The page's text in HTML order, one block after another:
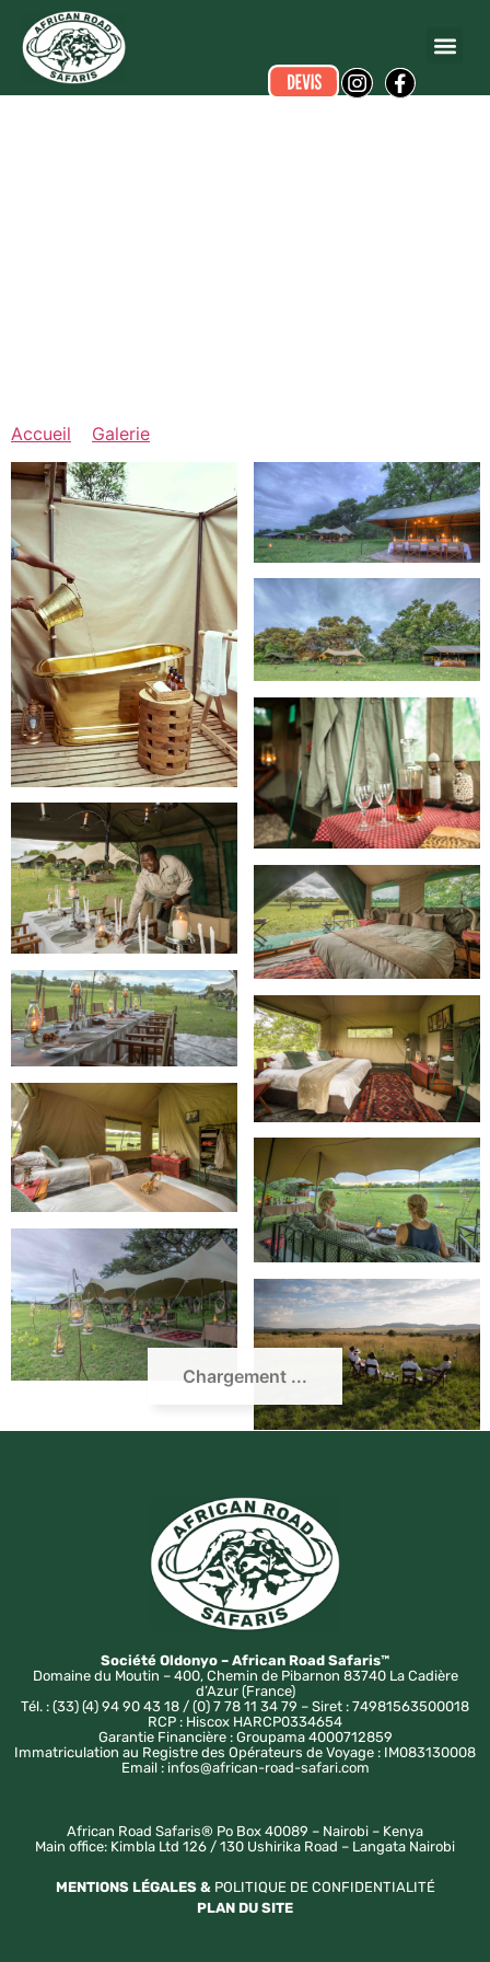
Camps
Accueil Galerie
Chargement ...
Société Oldonyo – African Road Safaris™
Domaine du Moutin – 400, Chemin de Pibarnon 83740 La Cadière
d’Azur (France)
Tél. : (33) (4) 94 90 43 18 / (0) 7 78 11 34 79 – Siret : 74981563500018
RCP : Hiscox HARCP0334654
Garantie Financière : Groupama 4000712859
Immatriculation au Registre des Opérateurs de Voyage : IM083130008
Email : infos@african-road-safari.com
African Road Safaris® Po Box 40089 – Nairobi – Kenya
Main office: Kimbla Ltd 126 / 130 Ushirika Road – Langata Nairobi
MENTIONS LÉGALES & POLITIQUE DE CONFIDENTIALITÉ
PLAN DU SITE